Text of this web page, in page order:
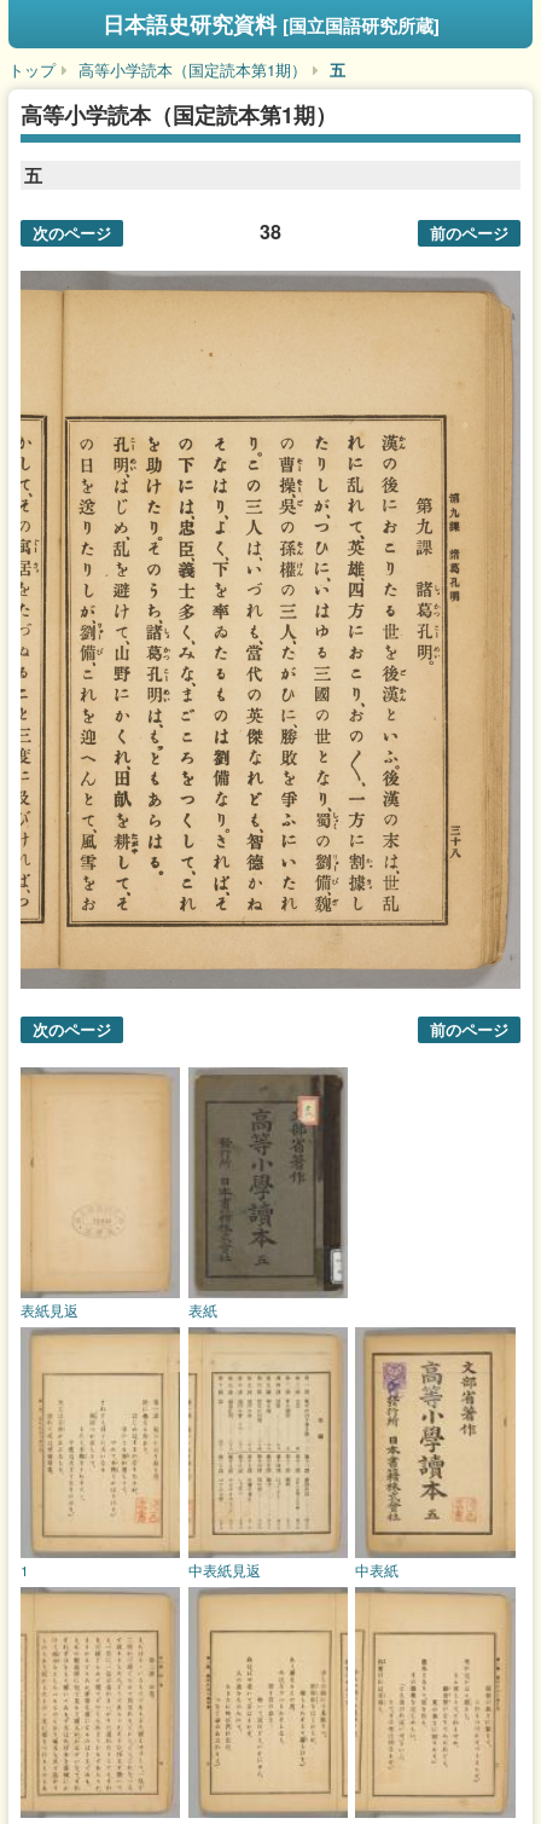
日本語史研究資料 [国立国語研究所蔵]
トップ 高等小学読本（国定読本第1期） 五
高等小学読本（国定読本第1期）
五
38
次のページ 前のページ
次のページ 前のページ
表紙
表紙見返
中表紙
中表紙見返
1